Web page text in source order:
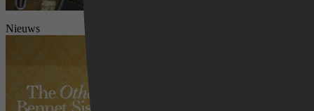
Nieuws